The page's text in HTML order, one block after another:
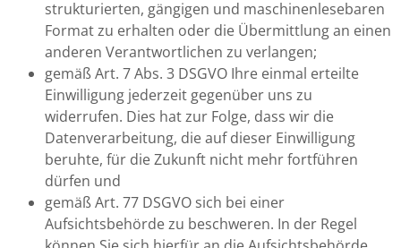
strukturierten, gängigen und maschinenlesebaren
Format zu erhalten oder die Übermittlung an einen
anderen Verantwortlichen zu verlangen;
gemäß Art. 7 Abs. 3 DSGVO Ihre einmal erteilte
Einwilligung jederzeit gegenüber uns zu
widerrufen. Dies hat zur Folge, dass wir die
Datenverarbeitung, die auf dieser Einwilligung
beruhte, für die Zukunft nicht mehr fortführen
dürfen und
gemäß Art. 77 DSGVO sich bei einer
Aufsichtsbehörde zu beschweren. In der Regel